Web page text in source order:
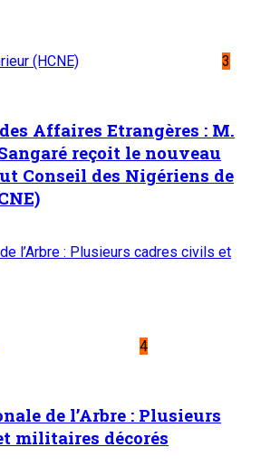
(HCNE)
3
Affaires Etrangères : M.
reçoit le nouveau
Conseil des Nigériens de
l’Arbre : Plusieurs cadres civils et
4
de l’Arbre : Plusieurs
militaires décorés